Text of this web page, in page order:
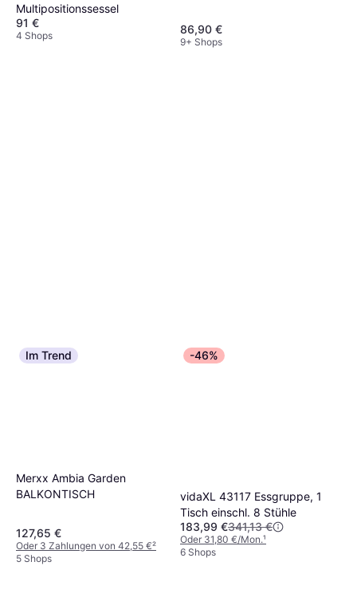
Multipositionssessel
91 €
4 Shops 86,90 €
9+ Shops
Im Trend
Merxx Ambia Garden
BALKONTISCH
127,65 €
Oder 3 Zahlungen von 42,55 €²
5 Shops
-46%
vidaXL 43117 Essgruppe, 1
Tisch einschl. 8 Stühle
183,99 €341,13 €
Oder 31,80 €/Mon.¹
6 Shops